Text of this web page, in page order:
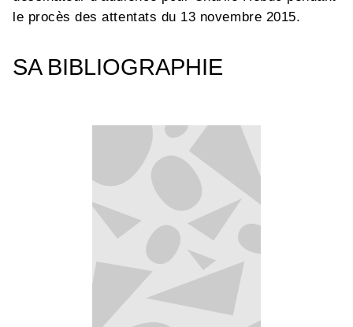
le procès des attentats du 13 novembre 2015.
SA BIBLIOGRAPHIE